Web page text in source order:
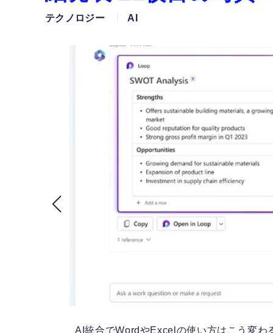
テクノロジー AI
AI統合でWordやExcelの使い方はこう変